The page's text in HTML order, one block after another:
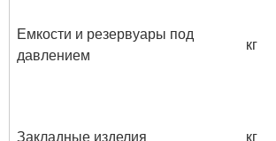
Емкости и резервуары под
давлением
кг
Закладные изделия кг